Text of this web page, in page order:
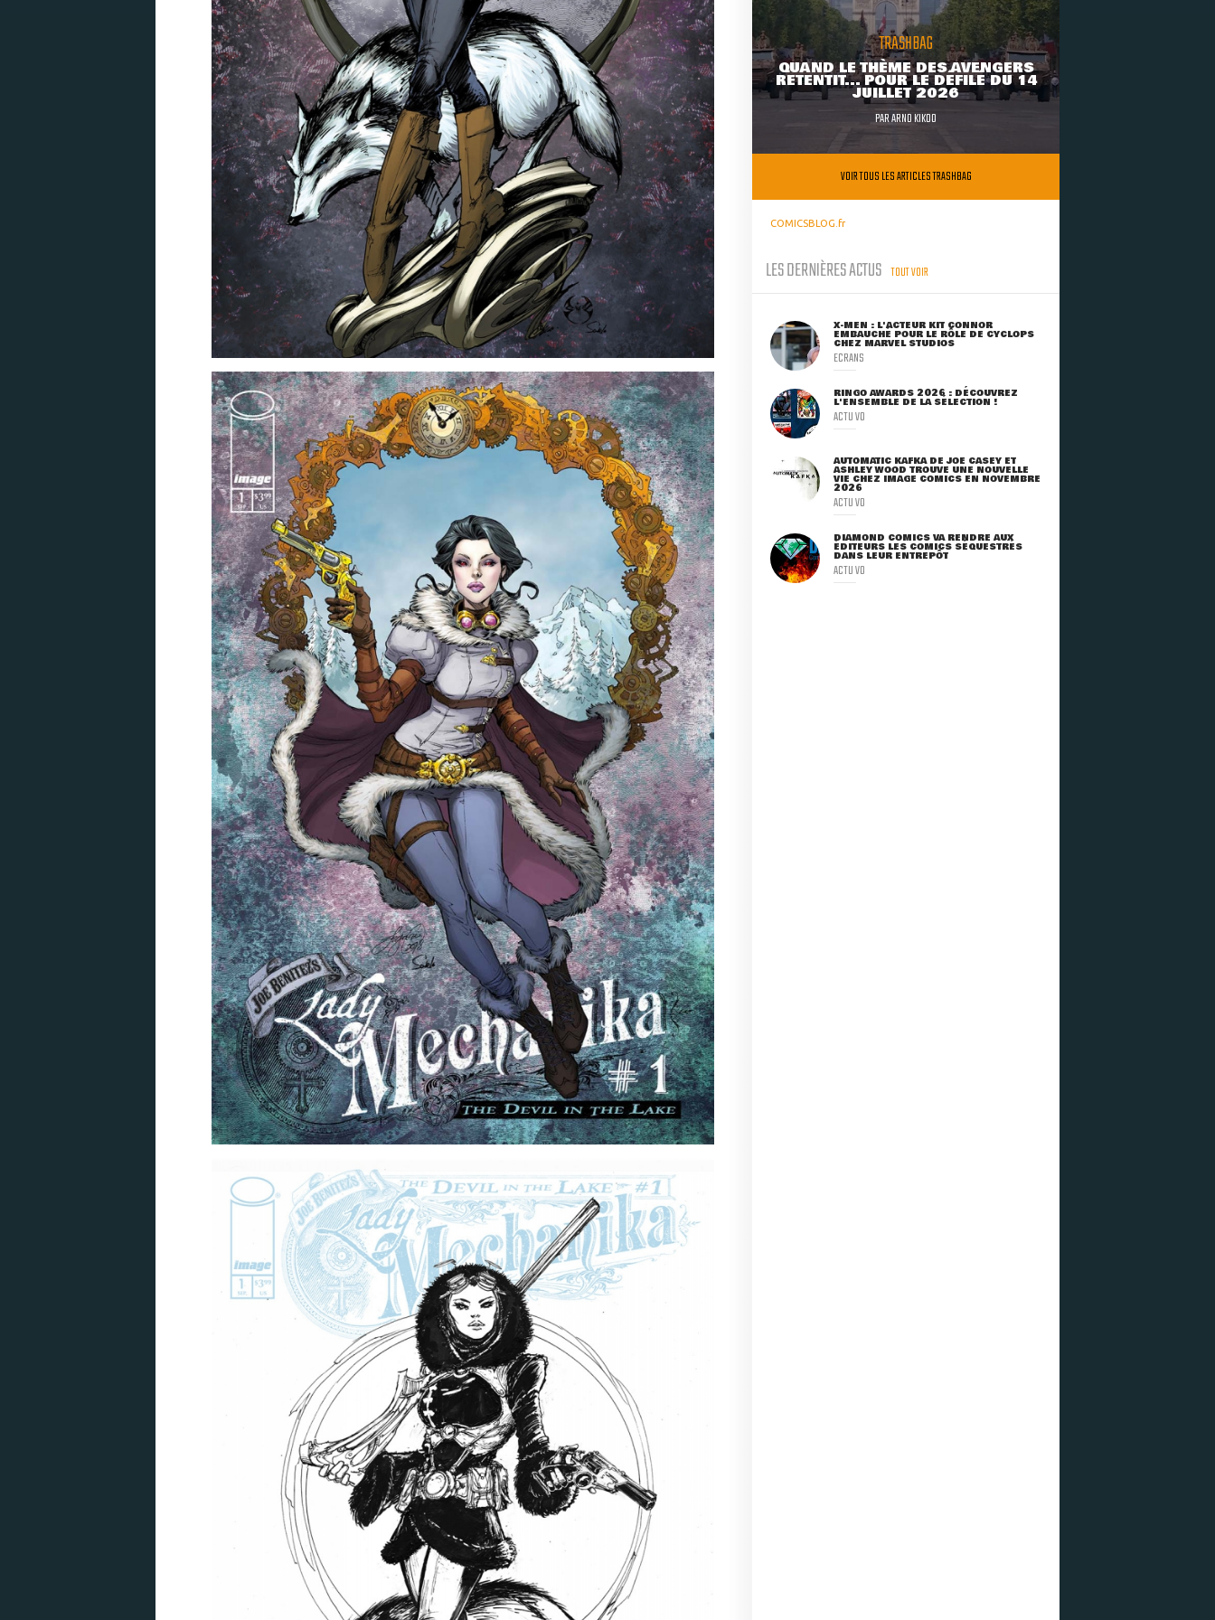
TRASHBAG
QUAND LE THÈME DES AVENGERS
RETENTIT... POUR LE DÉFILÉ DU 14
JUILLET 2026
PARARNO KIKOO
VOIR TOUS LES ARTICLES TRASHBAG
COMICSBLOG.fr
LES DERNIÈRES ACTUS TOUT VOIR
X-MEN : L'ACTEUR KIT CONNOR
EMBAUCHÉ POUR LE RÔLE DE CYCLOPS
CHEZ MARVEL STUDIOS
ECRANS
RINGO AWARDS 2026 : DÉCOUVREZ
L'ENSEMBLE DE LA SÉLECTION !
ACTU VO
AUTOMATIC KAFKA DE JOE CASEY ET
ASHLEY WOOD TROUVE UNE NOUVELLE
VIE CHEZ IMAGE COMICS EN NOVEMBRE
2026
ACTU VO
DIAMOND COMICS VA RENDRE AUX
ÉDITEURS LES COMICS SÉQUESTRÉS
DANS LEUR ENTREPÔT
ACTU VO